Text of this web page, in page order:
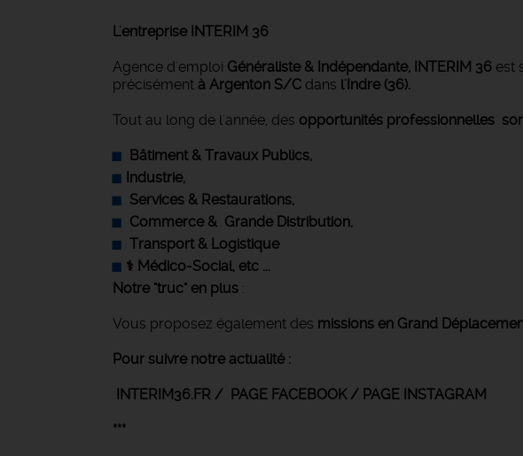
L'entreprise INTERIM 36
Agence d'emploi Généraliste & Indépendante, INTERIM 36 est
précisément à Argenton S/C dans l'Indre (36).
Tout au long de l'année, des opportunités professionnelles
Bâtiment & Travaux Publics,
Industrie,
‍ Services & Restaurations,
Commerce & Grande Distribution,
Transport & Logistique
‍⚕️ Médico-Social, etc ...
Notre "truc" en plus :
Vous proposez également des missions en Grand
Pour suivre notre actualité :
INTERIM36.FR / PAGE FACEBOOK / PAGE INSTAGRAM
***